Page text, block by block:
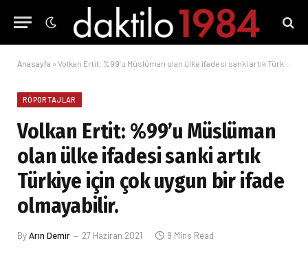
Anasayfa » Volkan Ertit: %99’u Müslüman olan ülke ifadesi sanki artık Türkiye için çok uygun bir ifade olmayabilir.
RÖPORTAJLAR
Volkan Ertit: %99’u Müslüman
olan ülke ifadesi sanki artık
Türkiye için çok uygun bir ifade
olmayabilir.
ByArın Demir 27 Haziran 2021 9 Mins Read